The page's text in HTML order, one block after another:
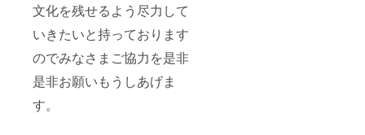
文化を残せるよう尽力して
いきたいと持っております
のでみなさまご協力を是非
是非お願いもうしあげま
す。